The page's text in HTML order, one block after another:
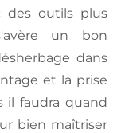
des outils plus
un bon
dans
et la prise
il faudra quand
bien maîtriser